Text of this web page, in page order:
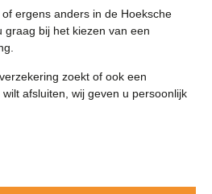
ergens anders in de Hoeksche
graag bij het kiezen van een
zoekt of ook een
afsluiten, wij geven u persoonlijk